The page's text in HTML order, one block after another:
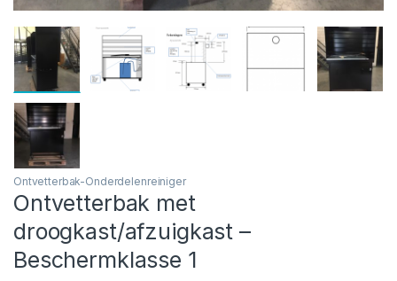
Ontvetterbak-Onderdelenreiniger
Ontvetterbak met
droogkast/afzuigkast –
Beschermklasse 1